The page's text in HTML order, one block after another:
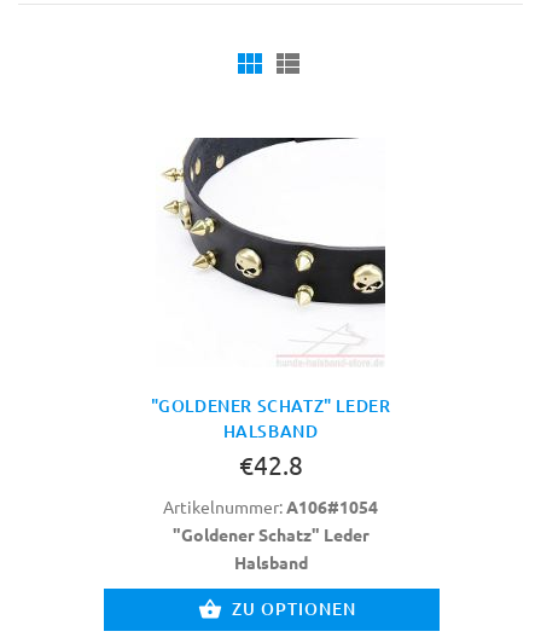
"GOLDENER SCHATZ" LEDER
HALSBAND
€42.8
Artikelnummer:A106#1054
"Goldener Schatz" Leder
Halsband
ZU OPTIONEN